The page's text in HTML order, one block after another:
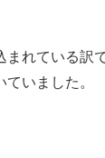
まれている訳
いました。